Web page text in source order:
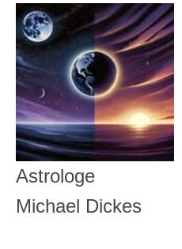
Astrologe
Michael Dickes